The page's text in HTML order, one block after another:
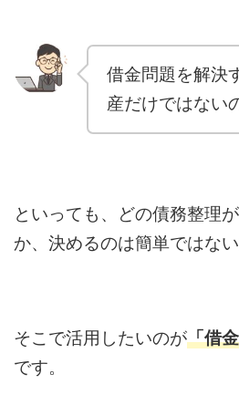
借金問題を解決
産だけではない
といっても、どの債務整理
か、決めるのは簡単ではない
そこで活用したいのが「借
です。